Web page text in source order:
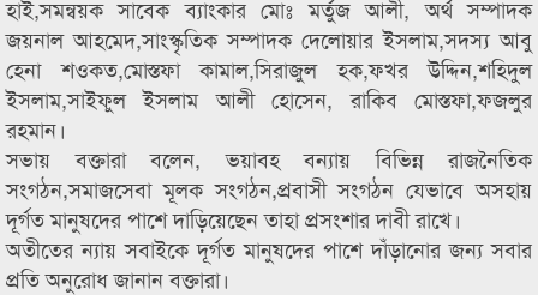
হাই,সমন্বয়ক সাবেক ব্যাংকার মোঃ মর্তুজ আলী, অর্থ সম্পাদক
জয়নাল আহমেদ,সাংস্কৃতিক সম্পাদক দেলোয়ার ইসলাম,সদস্য আবু
হেনা শওকত,মোস্তফা কামাল,সিরাজুল হক,ফখর উদ্দিন,শহিদুল
ইসলাম,সাইফুল ইসলাম আলী হোসেন, রাকিব মোস্তফা,ফজলুর
রহমান।
সভায় বক্তারা বলেন, ভয়াবহ বন্যায় বিভিন্ন রাজনৈতিক
সংগঠন,সমাজসেবা মূলক সংগঠন,প্রবাসী সংগঠন যেভাবে অসহায়
দূর্গত মানুষদের পাশে দাড়িয়েছেন তাহা প্রসংশার দাবী রাখে।
অতীতের ন্যায় সবাইকে দূর্গত মানুষদের পাশে দাঁড়ানোর জন্য সবার
প্রতি অনুরোধ জানান বক্তারা।